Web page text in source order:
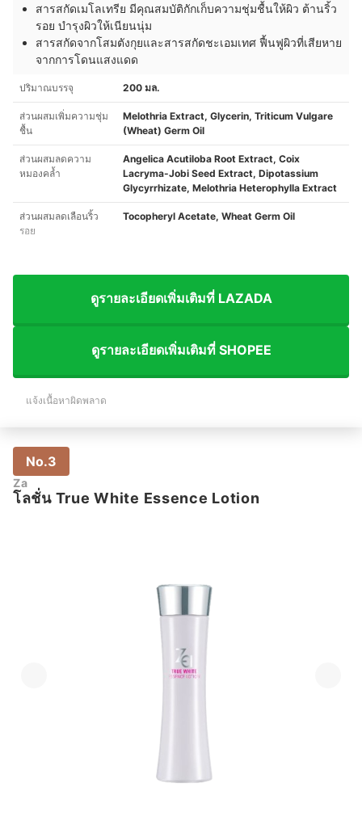
สารสกัดเมโลเทรีย มีคุณสมบัติกักเก็บความชุ่มชื้นให้ผิว ต้านริ้ว
รอย บำรุงผิวให้เนียนนุ่ม
สารสกัดจากโสมตังกุยและสารสกัดชะเอมเทศ ฟื้นฟูผิวที่เสียหาย
จากการโดนแสงแดด
ปริมาณบรรจุ 200 มล.
ส่วนผสมเพิ่มความชุ่ม
ชื้น
Melothria Extract, Glycerin, Triticum Vulgare
(Wheat) Germ Oil
ส่วนผสมลดความ
หมองคล้ำ
Angelica Acutiloba Root Extract, Coix
Lacryma-Jobi Seed Extract, Dipotassium
Glycyrrhizate, Melothria Heterophylla Extract
ส่วนผสมลดเลือนริ้ว
รอย
Tocopheryl Acetate, Wheat Germ Oil
ดูรายละเอียดเพิ่มเติมที่ LAZADA
ดูรายละเอียดเพิ่มเติมที่ SHOPEE
แจ้งเนื้อหาผิดพลาด
No.3
Za
โลชั่น True White Essence Lotion